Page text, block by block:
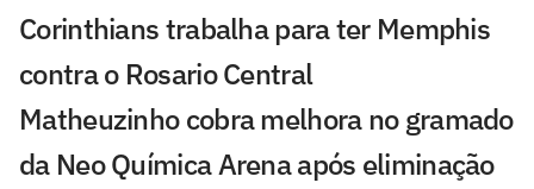
Corinthians trabalha para ter Memphis
contra o Rosario Central
Matheuzinho cobra melhora no gramado
da Neo Química Arena após eliminação